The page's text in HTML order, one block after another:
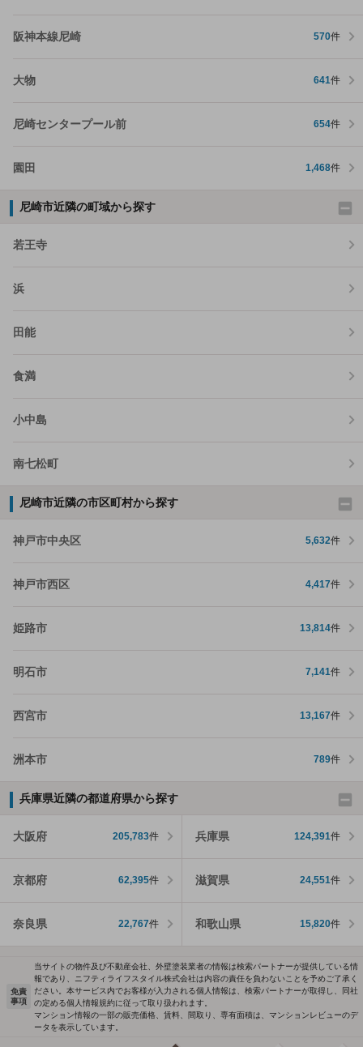
阪神本線尼崎 570件
大物 641件
尼崎センタープール前 654件
園田 1,468件
尼崎市近隣の町域から探す
若王寺
浜
田能
食満
小中島
南七松町
尼崎市近隣の市区町村から探す
神戸市中央区 5,632件
神戸市西区 4,417件
姫路市 13,814件
明石市 7,141件
西宮市 13,167件
洲本市 789件
兵庫県近隣の都道府県から探す
大阪府 205,783件 兵庫県 124,391件
京都府 62,395件 滋賀県 24,551件
奈良県 22,767件 和歌山県 15,820件
免責
事項
当サイトの物件及び不動産会社、外壁塗装業者の情報は検索パートナーが提供している情
報であり、ニフティライフスタイル株式会社は内容の責任を負わないことを予めご了承く
ださい。本サービス内でお客様が入力される個人情報は、検索パートナーが取得し、同社
の定める個人情報規約に従って取り扱われます。
マンション情報の一部の販売価格、賃料、間取り、専有面積は、マンションレビューのデ
ータを表示しています。